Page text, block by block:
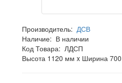
Производитель: ДСВ
Наличие: В наличии
Код Товара: ЛДСП
Высота 1120 мм x Ширина